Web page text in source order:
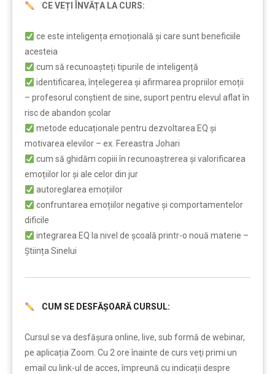
CE VEȚI ÎNVĂȚA LA CURS:
ce este inteligența emoțională și care sunt beneficiile
acesteia
cum să recunoașteți tipurile de inteligență
identificarea, înțelegerea și afirmarea propriilor emoții
– profesorul conștient de sine, suport pentru elevul aflat în
risc de abandon școlar
metode educaționale pentru dezvoltarea EQ și
motivarea elevilor – ex. Fereastra Johari
cum să ghidăm copiii în recunoaștrerea și valorificarea
emoțiilor lor și ale celor din jur
autoreglarea emoțiilor
confruntarea emoțiilor negative și comportamentelor
dificile
integrarea EQ la nivel de școală printr-o nouă materie –
Știința Sinelui
CUM SE DESFĂȘOARĂ CURSUL:
Cursul se va desfășura online, live, sub formă de webinar,
pe aplicația Zoom. Cu 2 ore înainte de curs veţi primi un
email cu link-ul de acces, împreună cu indicații despre